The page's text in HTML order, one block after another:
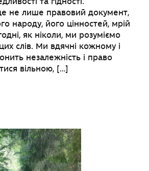
не лише правовий документ,
народу, його цінностей, мрій
як ніколи, ми розуміємо
слів. Ми вдячні кожному і
незалежність і право
вільною, […]